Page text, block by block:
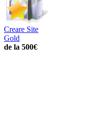
Creare Site
Gold
de la 500€